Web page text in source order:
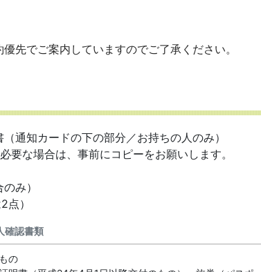
先でご案内していますのでご了承ください。
通知カードの下の部分／お持ちの人のみ）
な場合は、事前にコピーをお願いします。
み）
）
確認書類
の